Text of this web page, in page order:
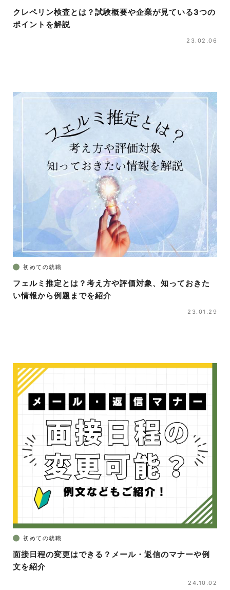
クレペリン検査とは？試験概要や企業が見ている3つの
ポイントを解説
23.02.06
初めての就職
フェルミ推定とは？考え方や評価対象、知っておきた
い情報から例題までを紹介
23.01.29
初めての就職
面接日程の変更はできる？メール・返信のマナーや例
文を紹介
24.10.02